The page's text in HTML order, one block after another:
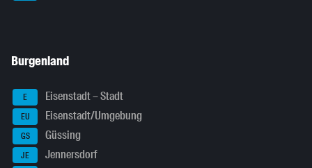
Burgenland
E Eisenstadt – Stadt
EU Eisenstadt/Umgebung
GS Güssing
JE
Jennersdorf